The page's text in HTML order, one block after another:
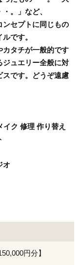
。」など、
ンセプトに同じもの
です。
カタチが一般的です
ジュエリー全般に対
スです。どうぞ遠慮
ク 修理 作り替え
オ
円分】